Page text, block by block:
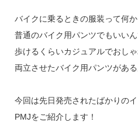
バイクに乗るときの服装って何か
普通のバイク用パンツでもいい
歩けるくらいカジュアルでおし
両立させたバイク用パンツがある
今回は先日発売されたばかりの
PMJをご紹介します！